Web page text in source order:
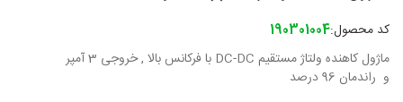
کد محصول:190301004
ماژول کاهنده ولتاژ مستقیم DC-DC با فرکانس بالا , خروجی 3 آمپر
و راندمان 96 درصد